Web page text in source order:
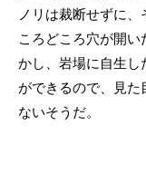
ノリは裁断せずに
ころどころ穴が開
かし、岩場に自生し
ができるので、見
ないそうだ。